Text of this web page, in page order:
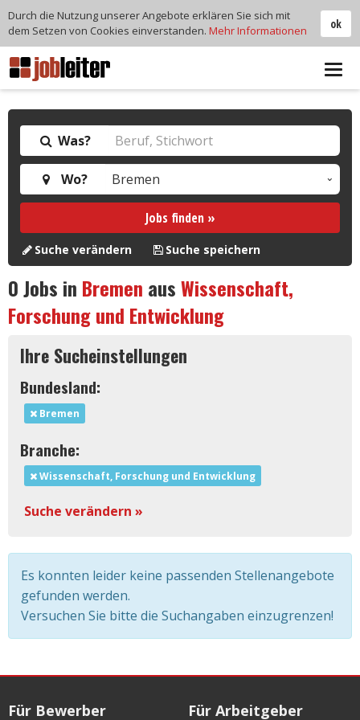
Was?
Wo?
Jobs finden »
Suche verändern Suche speichern
0Jobs in Bremen ausWissenschaft,
Forschung und Entwicklung
Ihre Sucheinstellungen
Bundesland:
Bremen
Branche:
Wissenschaft, Forschung und Entwicklung
Suche verändern »
Es konnten leider keine passenden Stellenangebote
gefunden werden.
Versuchen Sie bitte die Suchangaben einzugrenzen!
Für Bewerber Für Arbeitgeber
ok
Durch die Nutzung unserer Angebote erklären Sie sich mit
dem Setzen von Cookies einverstanden. Mehr Informationen